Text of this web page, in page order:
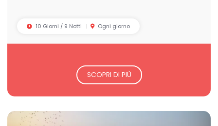
10 Giorni / 9 Notti Ogni giorno
SCOPRI DI PIÙ